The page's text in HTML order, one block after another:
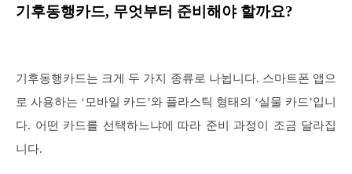
기후동행카드, 무엇부터 준비해야 할까요?
기후동행카드는 크게 두 가지 종류로 나뉩니다. 스마트폰 앱으
로 사용하는 ‘모바일 카드’와 플라스틱 형태의 ‘실물 카드’입니
다. 어떤 카드를 선택하느냐에 따라 준비 과정이 조금 달라집
니다.